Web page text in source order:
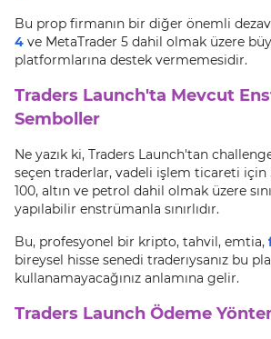
Bu prop firmanın bir diğer önemli
4 ve MetaTrader 5 dahil olmak üzere
platformlarına destek vermemesidir.
Traders Launch'ta Mevcut
Semboller
Ne yazık ki, Traders Launch'tan
seçen traderlar, vadeli işlem ticareti için
100, altın ve petrol dahil olmak üzere
yapılabilir enstrümanla sınırlıdır.
Bu, profesyonel bir kripto, tahvil, emtia,
bireysel hisse senedi traderıysanız bu
kullanamayacağınız anlamına gelir.
Traders Launch Ödeme